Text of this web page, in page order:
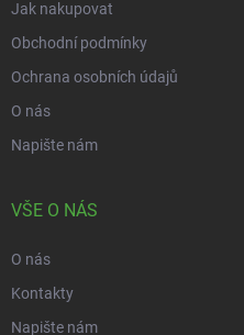
Jak nakupovat
Obchodní podmínky
Ochrana osobních údajů
O nás
Napište nám
VŠE O NÁS
O nás
Kontakty
Napište nám